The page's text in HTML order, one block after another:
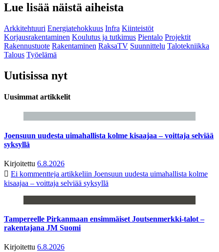
Lue lisää näistä aiheista
Arkkitehtuuri Energiatehokkuus Infra Kiinteistöt
Korjausrakentaminen Koulutus ja tutkimus Pientalo Projektit
Rakennustuote Rakentaminen RaksaTV Suunnittelu Talotekniikka
Talous Työelämä
Uutisissa nyt
Uusimmat artikkelit
Joensuun uudesta uimahallista kolme kisaajaa – voittaja selviää
syksyllä
Kirjoitettu 6.8.2026
Ei kommentteja artikkeliin Joensuun uudesta uimahallista kolme
kisaajaa – voittaja selviää syksyllä
Tampereelle Pirkanmaan ensimmäiset Joutsenmerkki-talot –
rakentajana JM Suomi
Kirjoitettu 6.8.2026